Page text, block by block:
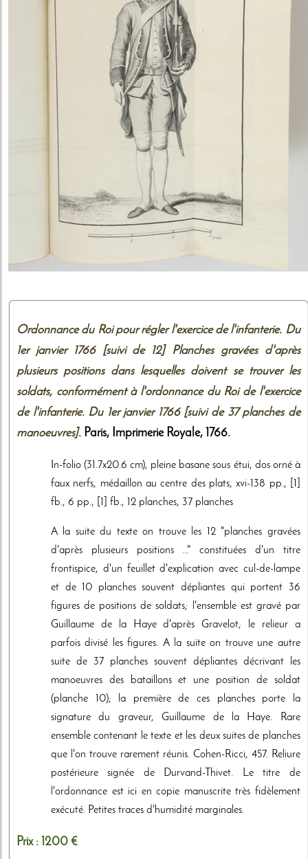
Ordonnance du Roi pour régler l'exercice de l'infanterie. Du
1er janvier 1766 [suivi de 12] Planches gravées d'après
plusieurs positions dans lesquelles doivent se trouver les
soldats, conformément à l'ordonnance du Roi de l'exercice
de l'infanterie. Du 1er janvier 1766 [suivi de 37 planches de
manoeuvres]. Paris, Imprimerie Royale, 1766.
In-folio (31.7x20.6 cm), pleine basane sous étui, dos orné à
faux nerfs, médaillon au centre des plats, xvi-138 pp., [1]
fb., 6 pp., [1] fb., 12 planches, 37 planches
A la suite du texte on trouve les 12 "planches gravées
d'après plusieurs positions ..." constituées d'un titre
frontispice, d'un feuillet d'explication avec cul-de-lampe
et de 10 planches souvent dépliantes qui portent 36
figures de positions de soldats; l'ensemble est gravé par
Guillaume de la Haye d'après Gravelot; le relieur a
parfois divisé les figures. A la suite on trouve une autre
suite de 37 planches souvent dépliantes décrivant les
manoeuvres des bataillons et une position de soldat
(planche 10); la première de ces planches porte la
signature du graveur, Guillaume de la Haye. Rare
ensemble contenant le texte et les deux suites de planches
que l'on trouve rarement réunis. Cohen-Ricci, 457. Reliure
postérieure signée de Durvand-Thivet. Le titre de
l'ordonnance est ici en copie manuscrite très fidèlement
exécuté. Petites traces d'humidité marginales.
Prix : 1200 €